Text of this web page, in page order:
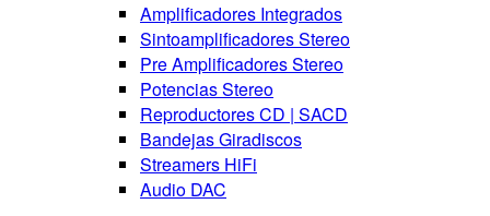
Amplificadores Integrados
Sintoamplificadores Stereo
Pre Amplificadores Stereo
Potencias Stereo
Reproductores CD | SACD
Bandejas Giradiscos
Streamers HiFi
Audio DAC